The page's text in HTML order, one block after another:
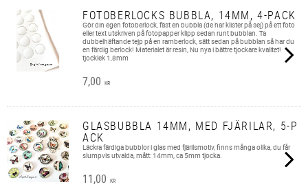
FOTOBERLOCKS BUBBLA, 14MM, 4-PACK
Gör din egen fotoberlock, fäst en bubbla (de har klister på sej) på ett foto
eller text utskriven på fotopapper klipp sedan runt bubblan. Ta
dubbelhäftande tejp på en ramberlock, sätt sedan på bubblan så har du
en färdig berlock! Materialet är resin, Nu nya i bättre tjockare kvalitet!
tjocklek 1,8mm
7,00 KR
GLASBUBBLA 14MM, MED FJÄRILAR, 5-P
ACK
Läckra färdiga bubblor i glas med fjärilsmotiv, finns många olika, du får
slumpvis utvalda, mått: 14mm, ca 5mm tjocka.
11,00 KR